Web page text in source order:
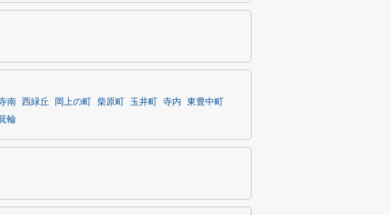
南 西緑丘 岡上の町 柴原町 玉井町 寺内
東豊中町
輪